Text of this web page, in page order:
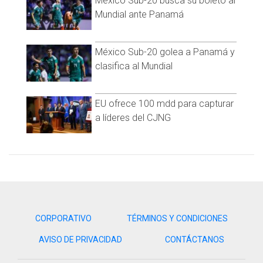
https://t.co/fNsJKEfuGg
#FMFporNuestroFútbol pic.twitter.com/i6pSK2l6v4
— Selección Nacional (@miseleccionmx)July 11, 2021
🚨 ADIÓS A LA COPA ORO 🚨
choque en el duelo ante Trinidad y Tobago 🇹🇹
La información con@Abraham_GG
📰https://t.co/P0VurBeBDw pic.twitter.com/Lan3mGIPSw
Mundial ante Panamá
México Sub-20 golea a Panamá y
clasifica al Mundial
EU ofrece 100 mdd para capturar
a líderes del CJNG
CORPORATIVO TÉRMINOS Y CONDICIONES
AVISO DE PRIVACIDAD CONTÁCTANOS